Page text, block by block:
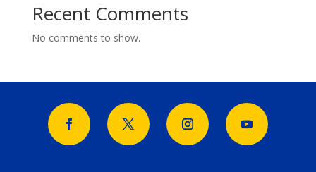
Recent Comments
No comments to show.